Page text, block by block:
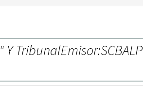
" Y TribunalEmisor:SCBALP